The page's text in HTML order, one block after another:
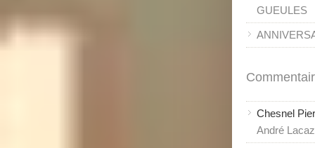
GUEULES
Chesnel
André